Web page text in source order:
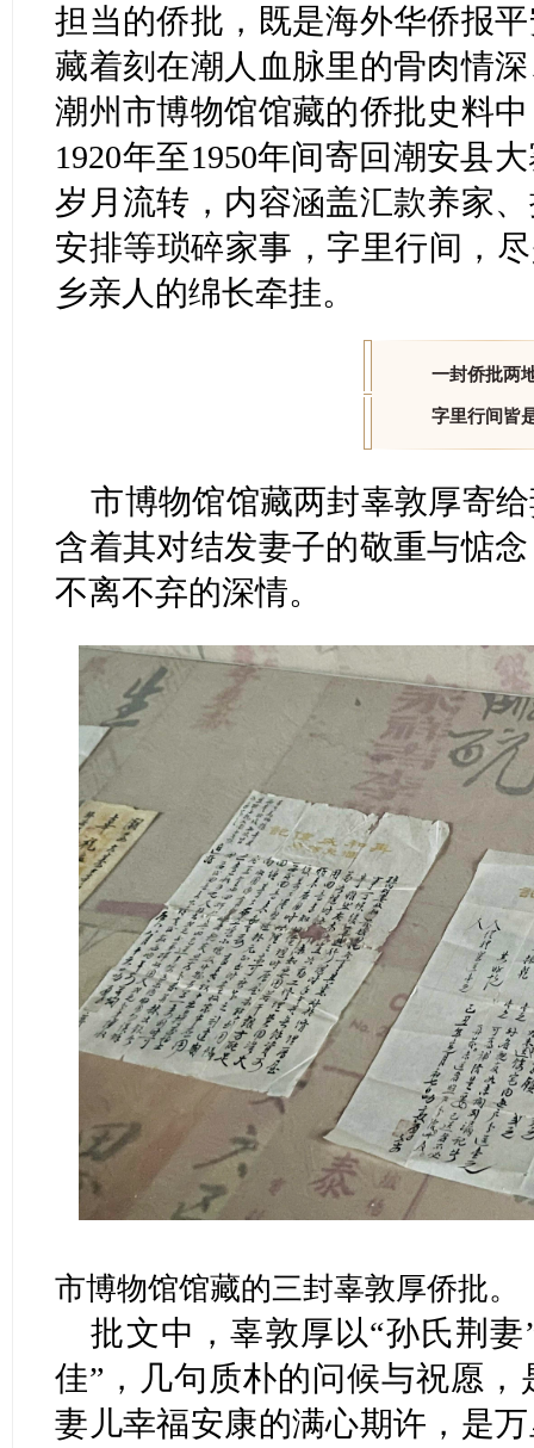
担当的侨批，既是海外华侨报
藏着刻在潮人血脉里的骨肉情
潮州市博物馆馆藏的侨批史料
1920年至1950年间寄回潮安县
岁月流转，内容涵盖汇款养家
安排等琐碎家事，字里行间，
乡亲人的绵长牵挂。
一封侨批两
字里行间皆
市博物馆馆藏两封辜敦厚寄
含着其对结发妻子的敬重与惦
不离不弃的深情。
市博物馆馆藏的三封辜敦厚侨批
批文中，辜敦厚以“孙氏荆
佳”，几句质朴的问候与祝愿
妻儿幸福安康的满心期许，是